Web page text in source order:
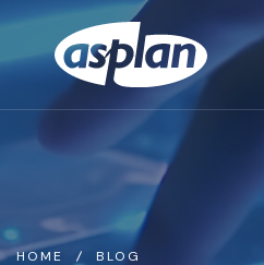
HOME BLOG